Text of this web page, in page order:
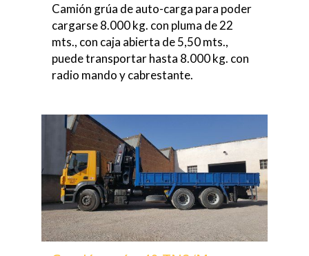
Camión grúa de auto-carga para poder
cargarse 8.000 kg. con pluma de 22
mts., con caja abierta de 5,50 mts.,
puede transportar hasta 8.000 kg. con
radio mando y cabrestante.